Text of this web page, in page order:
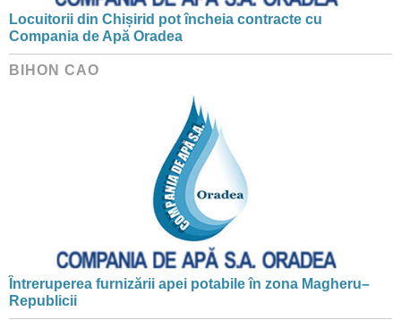
Locuitorii din Chișirid pot încheia contracte cu
Compania de Apă Oradea
BIHON CAO
Întreruperea furnizării apei potabile în zona Magheru–
Republicii